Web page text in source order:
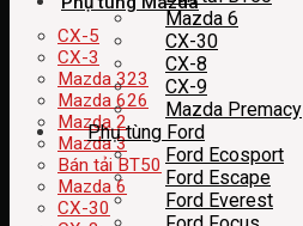
CX-5
CX-3
Mazda 323
Mazda 626
Mazda 2
Mazda 3
Bán tải BT50
Mazda 6
CX-30
Mazda 6
CX-30
CX-8
CX-9
Mazda Premacy
Phụ tùng Ford
Ford Ecosport
Ford Escape
Ford Everest